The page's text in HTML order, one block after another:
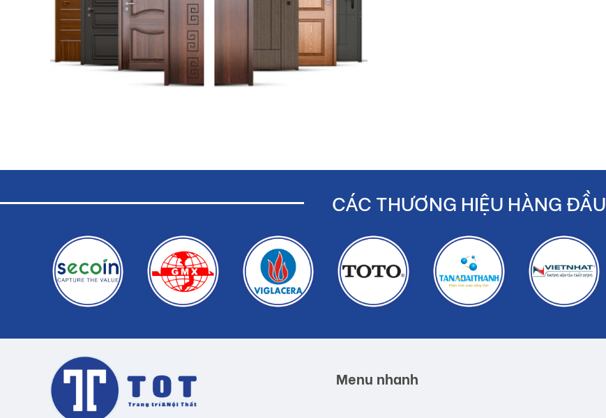
CÁC THƯƠNG HIỆU HÀNG ĐẦU
Menu nhanh